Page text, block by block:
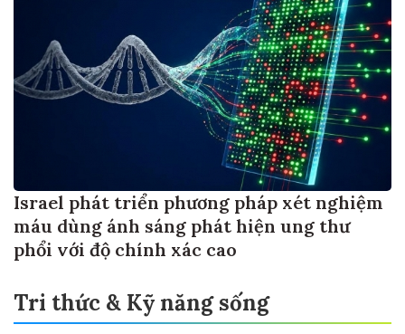
Israel phát triển phương pháp xét nghiệm
máu dùng ánh sáng phát hiện ung thư
phổi với độ chính xác cao
Tri thức & Kỹ năng sống